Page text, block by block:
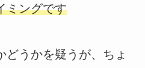
ミングです
どうかを疑うが、ちょ